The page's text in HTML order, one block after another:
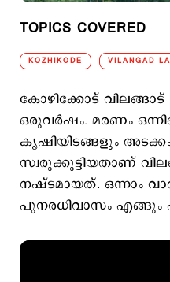
TOPICS COVERED
KOZHIKODE VILANGAD
കോഴിക്കോട് വിലങ്ങാട്
ഒരുവര്‍ഷം. മരണം
കൃഷിയിടങ്ങളും
സ്വരുക്കൂട്ടിയതാണ്
നഷ്ടമായത്. ഒന്നാം
പുനരധിവാസം എങ്ങും